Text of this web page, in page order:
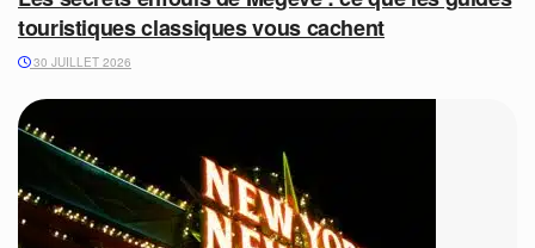
touristiques classiques vous cachent
30 JUILLET 2026